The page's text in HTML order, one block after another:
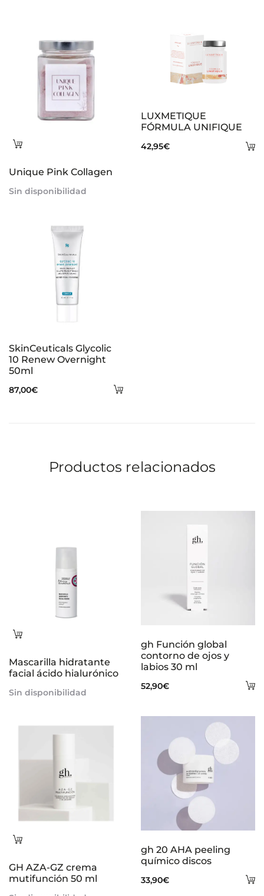
Leer
Unique Pink Collagen
Sin disponibilidad
LUXMETIQUE
FÓRMULA UNIFIQUE
42,95€
Añadir
SkinCeuticals Glycolic
10 Renew Overnight
50ml
87,00€
Productos relacionados
Leer
Mascarilla hidratante
facial ácido hialurónico
Sin disponibilidad
gh Función global
contorno de ojos y
labios 30 ml
52,90€
Leer
GH AZA-GZ crema
mutifunción 50 ml
gh 20 AHA peeling
químico discos
33,90€